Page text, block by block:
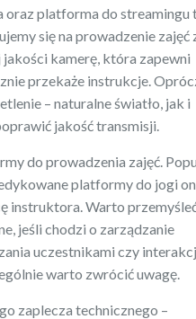
oraz platforma do streamingu
się na prowadzenie zajęć
kamerę, która zapewni
przekaże instrukcje.
– naturalne światło, jak i
jakość transmisji.
do prowadzenia zajęć.
platformy do jogi
instruktora. Warto
jeśli chodzi o zarządzanie
uczestnikami czy
warto zwrócić uwagę.
zaplecza technicznego –